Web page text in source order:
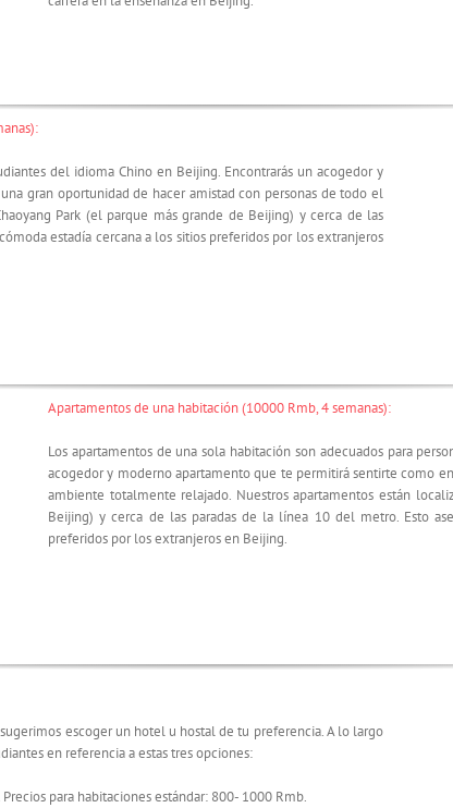
del idioma Chino en Beijing. Encontrarás un acogedor y
gran oportunidad de hacer amistad con personas de todo el
Park (el parque más grande de Beijing) y cerca de las
estadía cercana a los sitios preferidos por los extranjeros
Apartamentos de una habitación (10000 Rmb, 4 semanas):
Los apartamentos de una sola habitación son adecuados para
acogedor y moderno apartamento que te permitirá sentirte como
ambiente totalmente relajado. Nuestros apartamentos están
Beijing) y cerca de las paradas de la línea 10 del metro. Esto
preferidos por los extranjeros en Beijing.
escoger un hotel u hostal de tu preferencia. A lo largo
en referencia a estas tres opciones:
para habitaciones estándar: 800- 1000 Rmb.